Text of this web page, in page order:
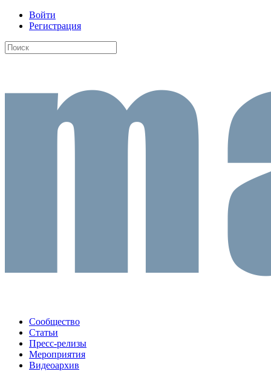
Войти
Регистрация
Сообщество
Статьи
Пресс-релизы
Мероприятия
Видеоархив